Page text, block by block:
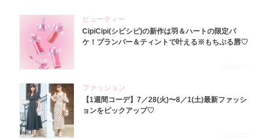
ビューティー
CipiCipi(シピシピ)の新作は羽＆ハートの限定パ
ケ！プランパー＆ティントで叶える※もちぷる唇♡
ファッション
【1週間コーデ】7／28(火)〜8／1(土)最新ファッシ
ョンをピックアップ♡